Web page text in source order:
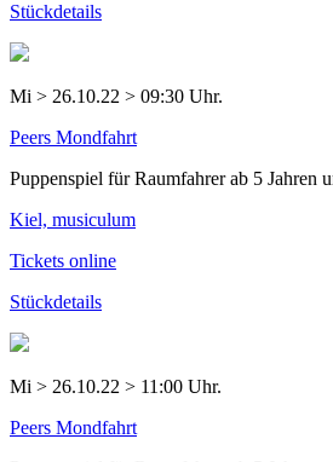
Stückdetails
Mi > 26.10.22 > 09:30 Uhr.
Peers Mondfahrt
Puppenspiel für Raumfahrer ab 5 Jahren
Kiel, musiculum
Tickets online
Stückdetails
Mi > 26.10.22 > 11:00 Uhr.
Peers Mondfahrt